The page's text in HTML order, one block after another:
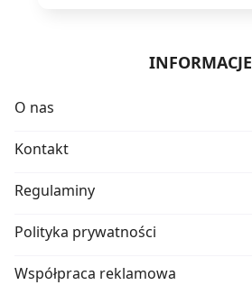
INFORMACJE
O nas
Kontakt
Regulaminy
Polityka prywatności
Współpraca reklamowa